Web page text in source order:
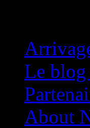
Le blog
About